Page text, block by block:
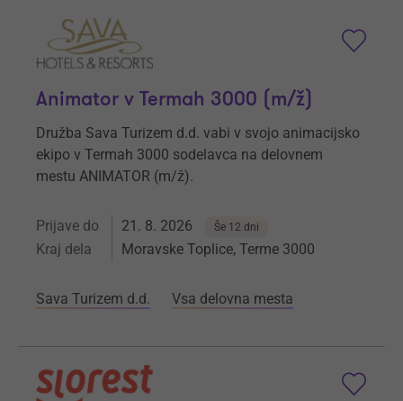
Animator v Termah 3000 (m/ž)
Družba Sava Turizem d.d. vabi v svojo animacijsko
ekipo v Termah 3000 sodelavca na delovnem
mestu ANIMATOR (m/ž).
Prijave do 21. 8. 2026 Še 12 dni
Kraj dela Moravske Toplice, Terme 3000
Sava Turizem d.d. Vsa delovna mesta